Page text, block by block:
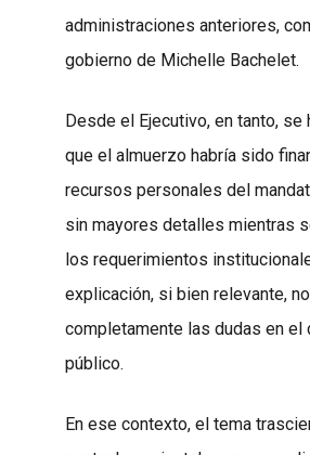
administraciones anteriores,
gobierno de Michelle Bachelet.
Desde el Ejecutivo, en tanto, se
que el almuerzo habría sido
recursos personales del
sin mayores detalles mientras
los requerimientos
explicación, si bien relevante,
completamente las dudas en el
público.
En ese contexto, el tema